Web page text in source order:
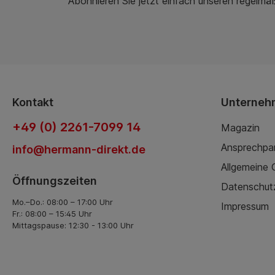
Kontakt
+49 (0) 2261-7099 14
info@hermann-direkt.de
Öffnungszeiten
Mo.–Do.: 08:00 – 17:00 Uhr
Fr.: 08:00 – 15:45 Uhr
Mittagspause: 12:30 - 13:00 Uhr
Magazin
Allgemeine
Impressum